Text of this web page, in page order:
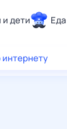
дети Еда